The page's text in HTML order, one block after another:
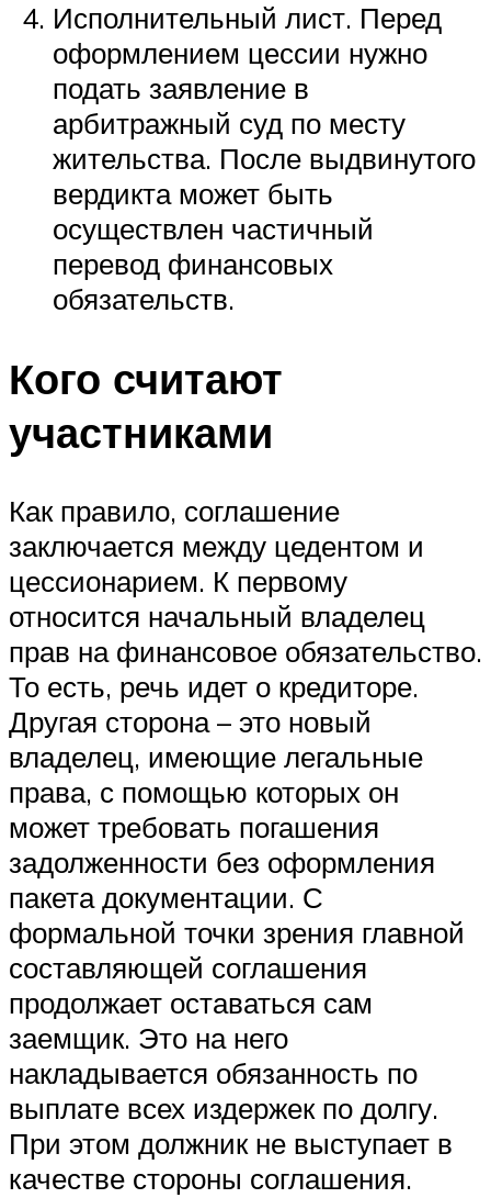
Исполнительный лист. Перед
оформлением цессии нужно
подать заявление в
арбитражный суд по месту
жительства. После выдвинутого
вердикта может быть
осуществлен частичный
перевод финансовых
обязательств.
Кого считают
участниками
Как правило, соглашение
заключается между цедентом и
цессионарием. К первому
относится начальный владелец
прав на финансовое обязательство.
То есть, речь идет о кредиторе.
Другая сторона – это новый
владелец, имеющие легальные
права, с помощью которых он
может требовать погашения
задолженности без оформления
пакета документации. С
формальной точки зрения главной
составляющей соглашения
продолжает оставаться сам
заемщик. Это на него
накладывается обязанность по
выплате всех издержек по долгу.
При этом должник не выступает в
качестве стороны соглашения.